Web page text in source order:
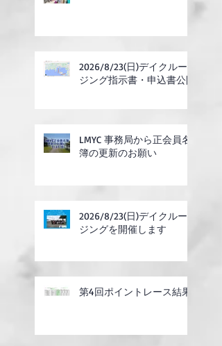
2026/8/23(日)デイクルー
ジング指示書・申込書公開
LMYC 事務局から正会員名
簿の更新のお願い
2026/8/23(日)デイクルー
ジングを開催します
第4回ポイントレース結果